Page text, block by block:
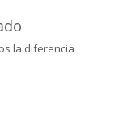
la diferencia